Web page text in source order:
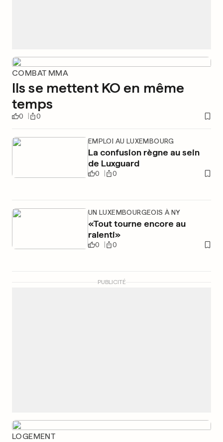
COMBAT MMA
Ils se mettent KO en même
temps
0 0
EMPLOI AU LUXEMBOURG
La confusion règne au sein
de Luxguard
0 0
UN LUXEMBOURGEOIS À NY
«Tout tourne encore au
ralenti»
0 0
PUBLICITÉ
LOGEMENT